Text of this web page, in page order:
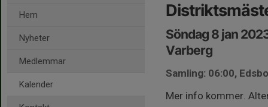
Hem
Nyheter
Medlemmar
Kalender
Söndag 8 jan
Varberg
Samling: 06:00,
Mer info kommer.